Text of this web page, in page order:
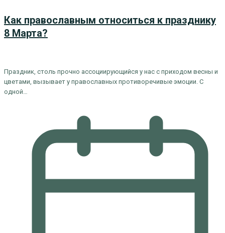
Как православным относиться к празднику
8 Марта?
Праздник, столь прочно ассоциирующийся у нас с приходом весны и
цветами, вызывает у православных противоречивые эмоции. С
одной…